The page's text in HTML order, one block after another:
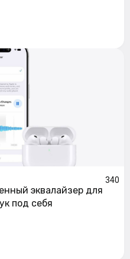
340
эквалайзер для
под себя